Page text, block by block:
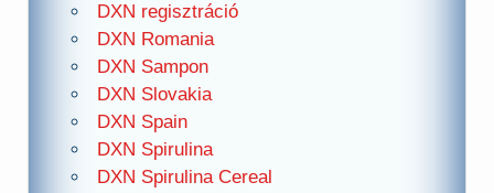
DXN regisztráció
DXN Romania
DXN Sampon
DXN Slovakia
DXN Spain
DXN Spirulina
DXN Spirulina Cereal